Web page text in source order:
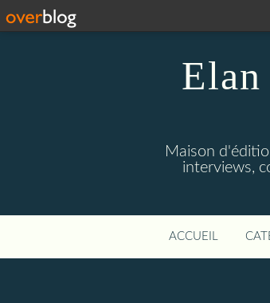
Maison
interviews,
ACCUEIL